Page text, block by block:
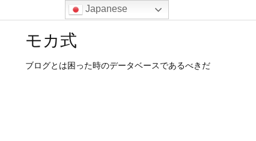
モカ式
ブログとは困った時のデータベースであるべきだ
Japanese